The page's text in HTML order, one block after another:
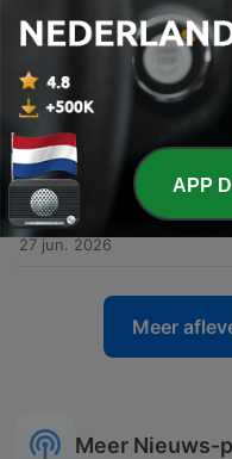
09 jul. 2026
438 - 'WK-uitschakeling
land'
02 jul. 2026
437 - 'Rusland is veel
27 jun. 2026
Meer
Meer Nieuws-
APP